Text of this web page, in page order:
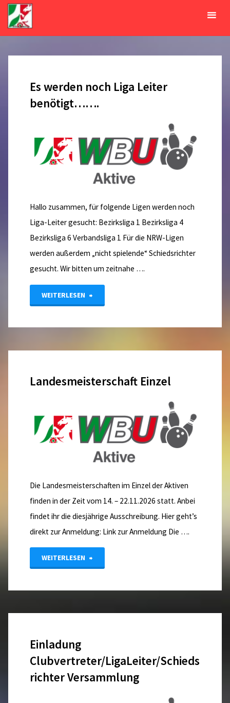
Zum
Inhalt
springenKategorie:
Es werden noch Liga Leiter
benötigt…….
Hallo zusammen, für folgende Ligen werden noch
Liga-Leiter gesucht: Bezirksliga 1 Bezirksliga 4
Bezirksliga 6 Verbandsliga 1 Für die NRW-Ligen
werden außerdem „nicht spielende“ Schiedsrichter
gesucht. Wir bitten um zeitnahe ….
WEITERLESEN "Es
Leiter
Landesmeisterschaft Einzel
Die Landesmeisterschaften im Einzel der Aktiven
finden in der Zeit vom 14. – 22.11.2026 statt. Anbei
findet ihr die diesjährige Ausschreibung. Hier geht’s
direkt zur Anmeldung: Link zur Anmeldung Die ….
WEITERLESEN "Landesmeisterschaft
Einladung
Clubvertreter/LigaLeiter/Schieds
richter Versammlung